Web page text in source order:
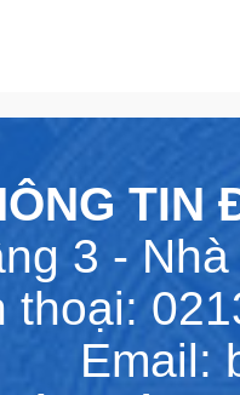
TIN
3 -
thoại:
Email: